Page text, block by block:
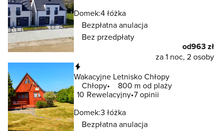
Domek:4 łóżka
Bezpłatna anulacja
Bez przedpłaty
od963 zł
za 1 noc, 2 osoby
Wakacyjne Letnisko Chłopy
Chłopy
800 m od plaży
10 Rewelacyjny 7 opinii
Domek:3 łóżka
Bezpłatna anulacja